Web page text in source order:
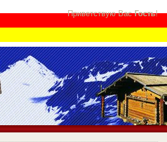
Приветствую ВасГость!